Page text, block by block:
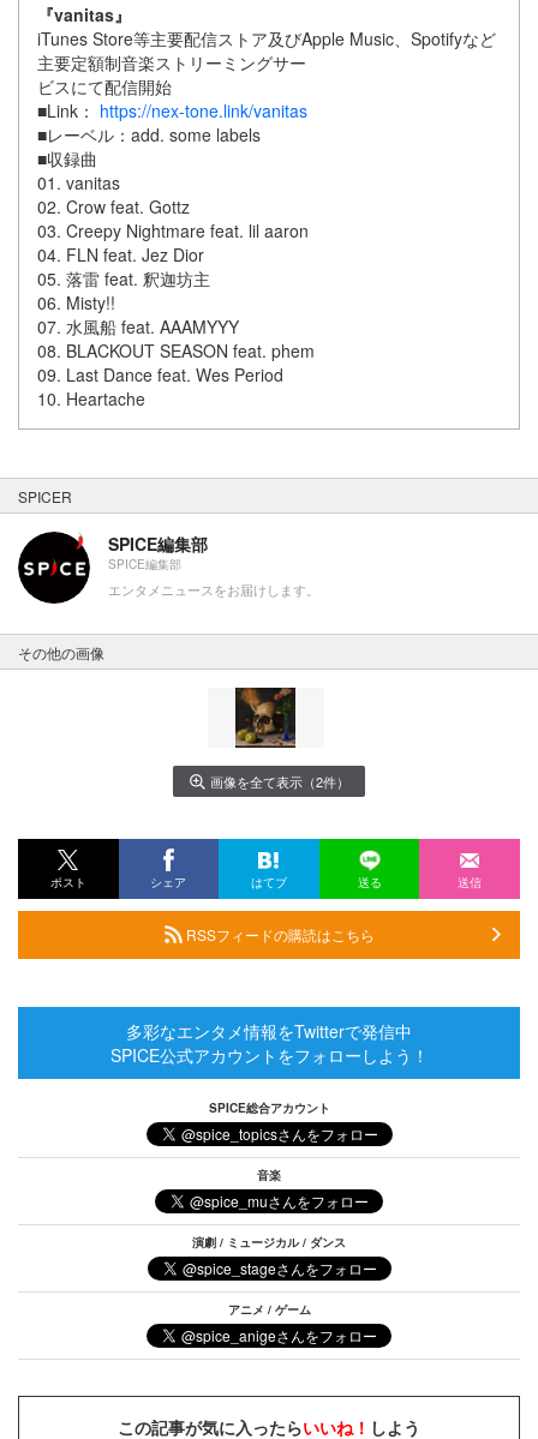
『vanitas』
iTunes Store等主要配信ストア及びApple Music、Spotifyなど
主要定額制音楽ストリーミングサー
ビスにて配信開始
■Link： https://nex-tone.link/vanitas
■レーベル：add. some labels
■収録曲
01. vanitas
02. Crow feat. Gottz
03. Creepy Nightmare feat. lil aaron
04. FLN feat. Jez Dior
05. 落雷 feat. 釈迦坊主
06. Misty!!
07. 水風船 feat. AAAMYYY
08. BLACKOUT SEASON feat. phem
09. Last Dance feat. Wes Period
10. Heartache
SPICER
SPICE編集部
SPICE編集部
エンタメニュースをお届けします。
その他の画像
画像を全て表示（2件）
ポスト シェア はてブ 送る 送信
RSSフィードの購読はこちら
多彩なエンタメ情報をTwitterで発信中
SPICE公式アカウントをフォローしよう！
SPICE総合アカウント
音楽
演劇 / ミュージカル / ダンス
アニメ / ゲーム
この記事が気に入ったらいいね！ しよう